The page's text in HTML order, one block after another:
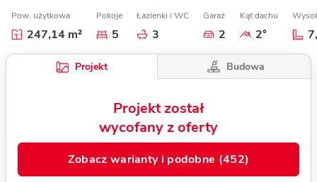
Pow. użytkowa
247,14 m²
Pokoje
5
Łazienki i WC
3
Garaż
2
Kąt dachu
2°
Projekt Budowa
Projekt został
wycofany z oferty
Zobacz warianty i podobne (452)